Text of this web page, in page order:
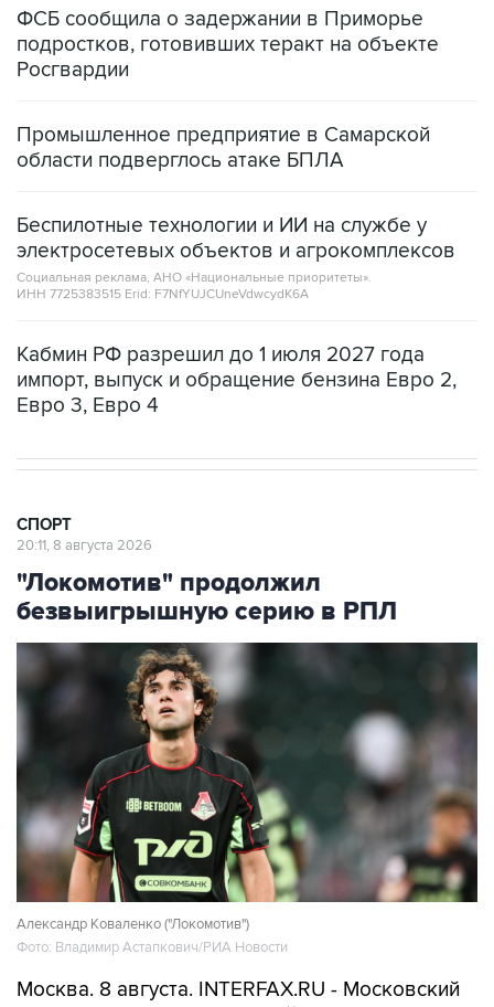
ФСБ сообщила о задержании в Приморье
подростков, готовивших теракт на объекте
Росгвардии
Промышленное предприятие в Самарской
области подверглось атаке БПЛА
Беспилотные технологии и ИИ на службе у
электросетевых объектов и агрокомплексов
Социальная реклама, АНО «Национальные приоритеты».
ИНН 7725383515 Erid: F7NfYUJCUneVdwcydK6A
Кабмин РФ разрешил до 1 июля 2027 года
импорт, выпуск и обращение бензина Евро 2,
Евро 3, Евро 4
СПОРТ
20:11, 8 августа 2026
"Локомотив" продолжил
безвыигрышную серию в РПЛ
Александр Коваленко ("Локомотив")
Фото: Владимир Астапкович/РИА Новости
Москва. 8 августа. INTERFAX.RU - Московский